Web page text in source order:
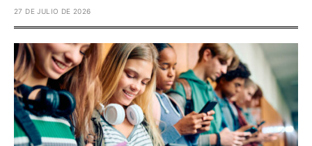
27 DE JULIO DE 2026